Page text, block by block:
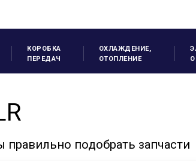
КОРОБКА
ПЕРЕДАЧ
ОХЛАЖДЕНИЕ,
ОТОПЛЕНИЕ
подобрать запчасти